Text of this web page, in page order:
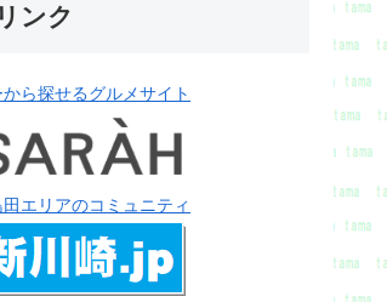
ンク
ら探せるグルメサイト
エリアのコミュニティ